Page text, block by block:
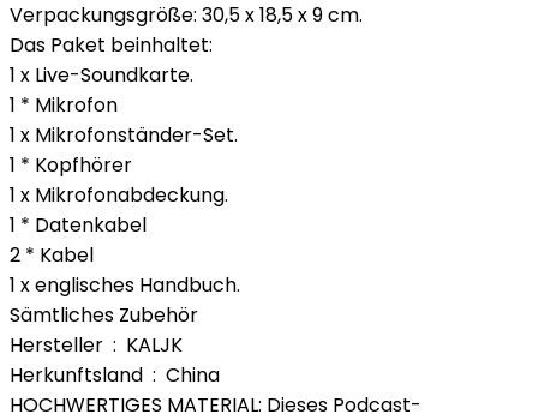
Verpackungsgröße: 30,5 x 18,5 x 9 cm.
Das Paket beinhaltet:
1 x Live-Soundkarte.
1 * Mikrofon
1 x Mikrofonständer-Set.
1 * Kopfhörer
1 x Mikrofonabdeckung.
1 * Datenkabel
2 * Kabel
1 x englisches Handbuch.
Sämtliches Zubehör
Hersteller ‏ : ‎ KALJK
Herkunftsland ‏ : ‎ China
HOCHWERTIGES MATERIAL: Dieses Podcast-